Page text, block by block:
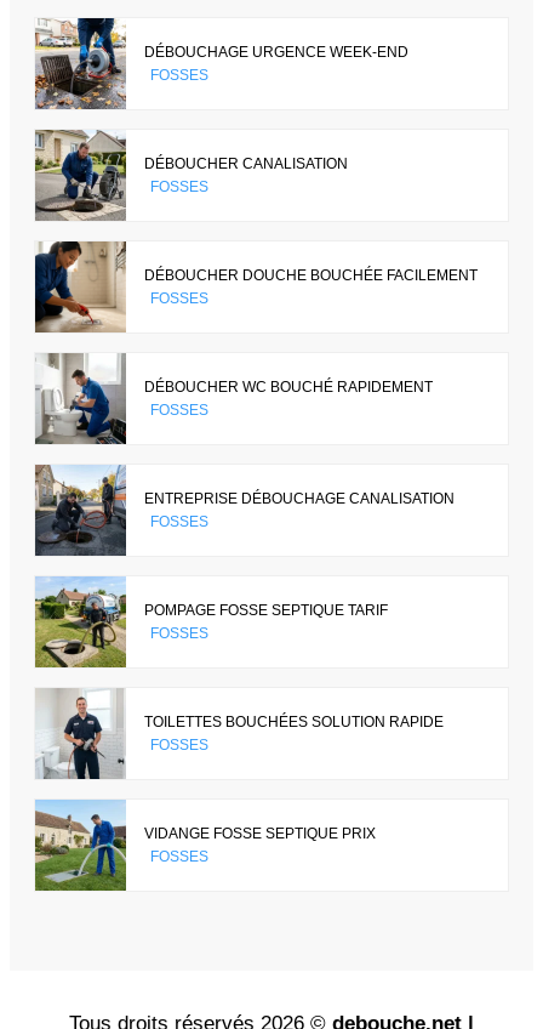
DÉBOUCHAGE URGENCE WEEK-END
FOSSES
DÉBOUCHER CANALISATION
FOSSES
DÉBOUCHER DOUCHE BOUCHÉE FACILEMENT
FOSSES
DÉBOUCHER WC BOUCHÉ RAPIDEMENT
FOSSES
ENTREPRISE DÉBOUCHAGE CANALISATION
FOSSES
POMPAGE FOSSE SEPTIQUE TARIF
FOSSES
TOILETTES BOUCHÉES SOLUTION RAPIDE
FOSSES
VIDANGE FOSSE SEPTIQUE PRIX
FOSSES
Tous droits réservés 2026 © debouche.net |